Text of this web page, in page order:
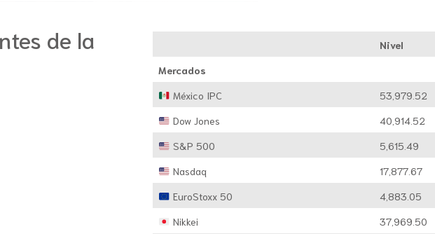
de la
Nivel
Mercados
México IPC
53,979.52
Dow Jones
40,914.52
S&P 500
5,615.49
Nasdaq
17,877.67
EuroStoxx 50
4,883.05
Nikkei
37,969.50